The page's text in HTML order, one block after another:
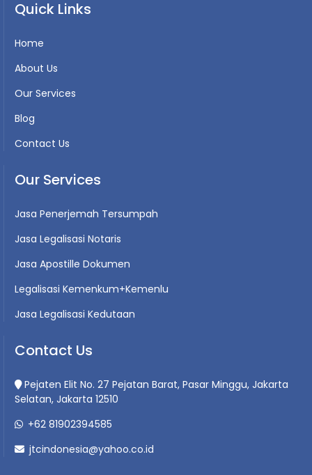
Quick Links
Home
About Us
Our Services
Blog
Contact Us
Our Services
Jasa Penerjemah Tersumpah
Jasa Legalisasi Notaris
Jasa Apostille Dokumen
Legalisasi Kemenkum+Kemenlu
Jasa Legalisasi Kedutaan
Contact Us
Pejaten Elit No. 27 Pejatan Barat, Pasar Minggu, Jakarta
Selatan, Jakarta 12510
+62 81902394585
jtcindonesia@yahoo.co.id